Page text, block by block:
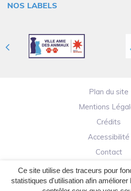
Ce site utilise des traceurs pour
statistiques d'utilisation afin
NOS LABELS
Plan du site
Mentions
Crédits
Accessibilité
Contact